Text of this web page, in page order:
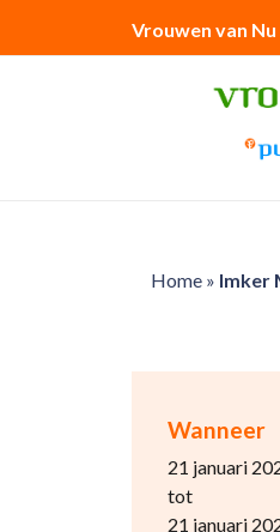
Vrouwen van
Home» Imker
Wanneer
21 januari
tot
21 januari